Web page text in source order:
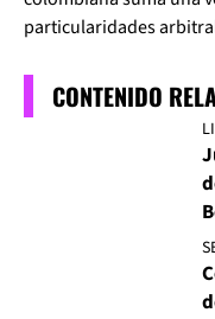
particularidades
CONTENIDO